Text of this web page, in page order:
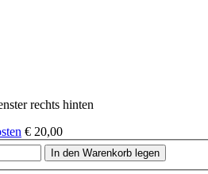
rechts hinten
€ 20,00
In den Warenkorb legen